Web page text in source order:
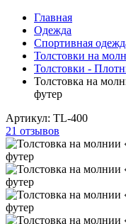
Главная
Одежда
Спортивная
Толстовки на
Толстовки -
Толстовка на
футер
Артикул: TL-400
21 отзывов